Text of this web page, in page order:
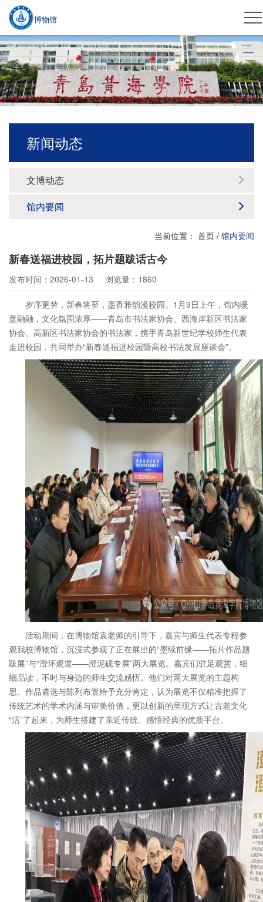
博物馆
新闻动态
文博动态
馆内要闻
当前位置： 首页 / 馆内要闻
新春送福进校园，拓片题跋话古今
发布时间：2026-01-13 浏览量：1860
岁序更替，新春将至，墨香雅韵漫校园。1月9日上午，馆内暖
意融融，文化氛围浓厚——青岛市书法家协会、西海岸新区书法家
协会、高新区书法家协会的书法家，携手青岛新世纪学校师生代表
走进校园，共同举办“新春送福进校园暨高校书法发展座谈会”。
活动期间，在博物馆袁老师的引导下，嘉宾与师生代表专程参
观我校博物馆，沉浸式参观了正在展出的“墨续前缘——拓片作品题
跋展”与“澄怀观道——澄泥砚专展”两大展览。嘉宾们驻足观赏，细
细品读，不时与身边的师生交流感悟。他们对两大展览的主题构
思、作品遴选与陈列布置给予充分肯定，认为展览不仅精准把握了
传统艺术的学术内涵与审美价值，更以创新的呈现方式让古老文化
“活”了起来，为师生搭建了亲近传统、感悟经典的优质平台。